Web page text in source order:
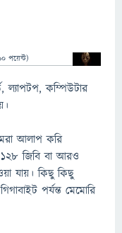
পয়েন্ট)
ল্যাপটপ, কম্পিউটার
আলাপ করি
১২৮ জিবি বা আরও
যায়। কিছু কিছু
পর্যন্ত মেমোরি